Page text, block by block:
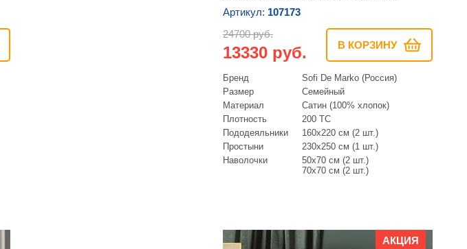
Артикул: 107173
24700 руб.
13330 руб. В КОРЗИНУ
Бренд
Sofi De Marko (Россия)
Размер
Семейный
Материал
Сатин (100% хлопок)
Плотность
200 ТС
Пододеяльники
160х220 см (2 шт.)
Простыни
230х250 см (1 шт.)
Наволочки
50х70 см (2 шт.)
70х70 см (2 шт.)
АКЦИЯ